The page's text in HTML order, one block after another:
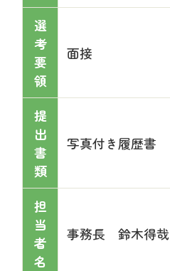
選
考
要
領
面接
提
出
書
類
写真付き履歴書
担
当
者
名
事務長 鈴木得哉